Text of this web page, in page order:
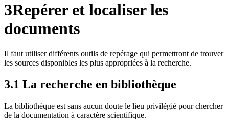
3Repérer et localiser les
documents
Il faut utiliser différents outils de repérage qui permettront de trouver
les sources disponibles les plus appropriées à la recherche.
3.1 La recherche en bibliothèque
La bibliothèque est sans aucun doute le lieu privilégié pour chercher
de la documentation à caractère scientifique.